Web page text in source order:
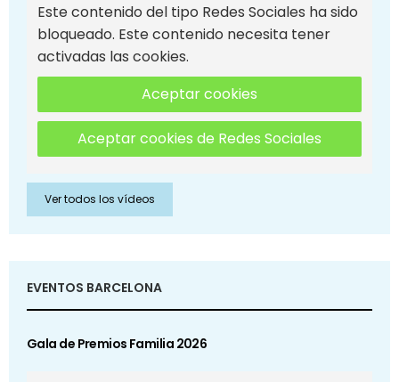
Este contenido del tipo Redes Sociales ha sido
bloqueado. Este contenido necesita tener
activadas las cookies.
Aceptar cookies
Aceptar cookies de Redes Sociales
Ver todos los vídeos
EVENTOS BARCELONA
Gala de Premios Familia 2026